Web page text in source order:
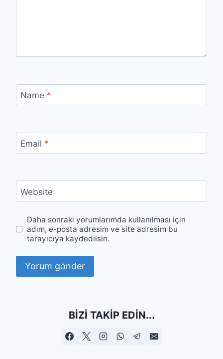
Name *
Email *
Website
Daha sonraki yorumlarımda kullanılması için
adım, e-posta adresim ve site adresim bu
tarayıcıya kaydedilsin.
BIZI TAKIP EDIN...